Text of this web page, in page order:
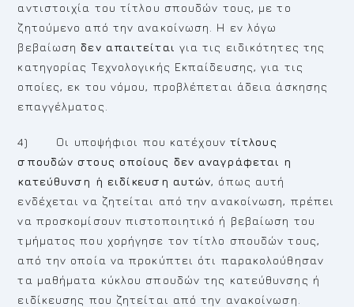
αντιστοιχία του τίτλου σπουδών τους, με το
ζητούμενο από την ανακοίνωση. Η εν λόγω
βεβαίωσηδεν απαιτείται για τις ειδικότητες της
κατηγορίας Τεχνολογικής Εκπαίδευσης, για τις
οποίες, εκ του νόμου, προβλέπεται άδεια άσκησης
επαγγέλματος.
4) Οι υποψήφιοι που κατέχουν τίτλους
σπουδών στους οποίους δεν αναγράφεται η
κατεύθυνση ή ειδίκευση αυτών, όπως αυτή
ενδέχεται να ζητείται από την ανακοίνωση, πρέπει
να προσκομίσουν πιστοποιητικό ή βεβαίωση του
τμήματος που χορήγησε τον τίτλο σπουδών τους,
από την οποία να προκύπτει ότι παρακολούθησαν
τα μαθήματα κύκλου σπουδών της κατεύθυνσης ή
ειδίκευσης που ζητείται από την ανακοίνωση.